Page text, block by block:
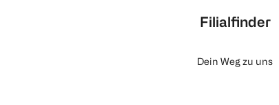
Filialfinder
Dein Weg zu uns